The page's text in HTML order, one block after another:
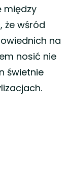
między
że wśród
na
nosić nie
świetnie